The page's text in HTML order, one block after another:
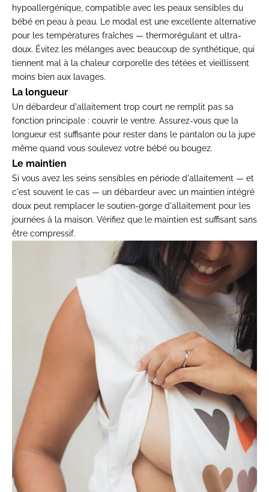
hypoallergénique, compatible avec les peaux sensibles du
bébé en peau à peau. Le modal est une excellente alternative
pour les températures fraîches — thermorégulant et ultra-
doux. Évitez les mélanges avec beaucoup de synthétique, qui
tiennent mal à la chaleur corporelle des tétées et vieillissent
moins bien aux lavages.
La longueur
Un débardeur d'allaitement trop court ne remplit pas sa
fonction principale : couvrir le ventre. Assurez-vous que la
longueur est suffisante pour rester dans le pantalon ou la jupe
même quand vous soulevez votre bébé ou bougez.
Le maintien
Si vous avez les seins sensibles en période d'allaitement — et
c'est souvent le cas — un débardeur avec un maintien intégré
doux peut remplacer le soutien-gorge d'allaitement pour les
journées à la maison. Vérifiez que le maintien est suffisant sans
être compressif.